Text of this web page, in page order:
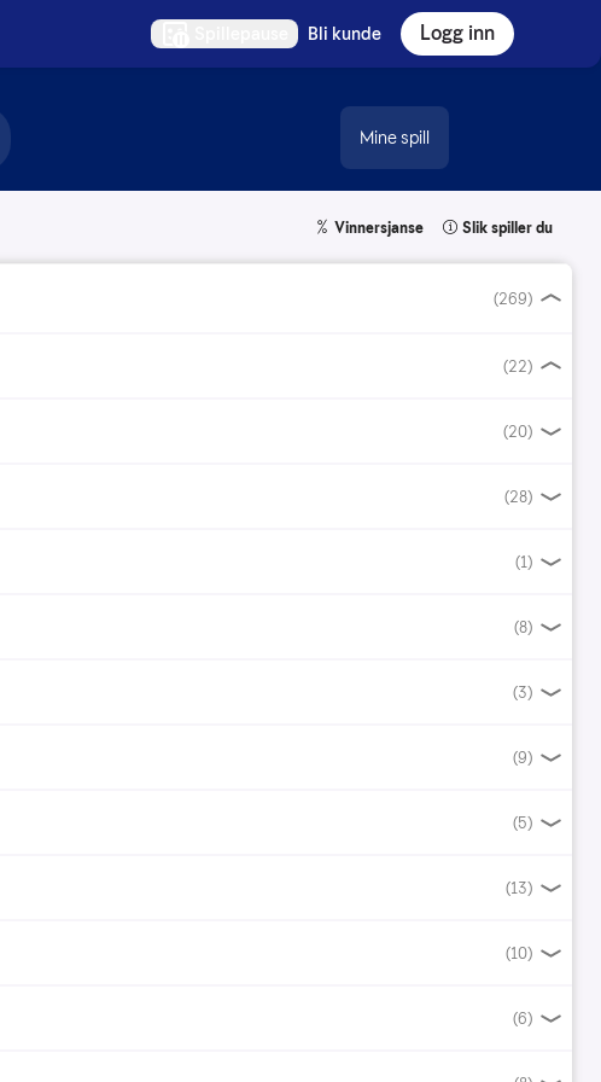
Bli kunde Logg inn